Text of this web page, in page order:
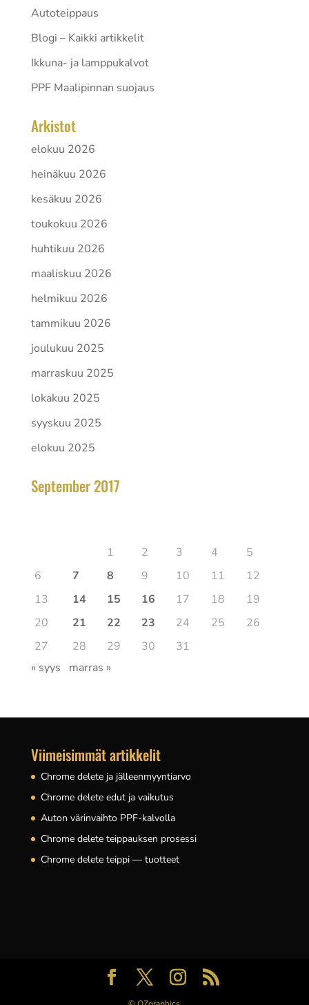
Autoteippaus
Blogi – Kaikki artikkelit
Ikkuna- ja lamppukalvot
PPF Maalipinnan suojaus
Arkistot
elokuu 2026
heinäkuu 2026
kesäkuu 2026
toukokuu 2026
huhtikuu 2026
maaliskuu 2026
helmikuu 2026
tammikuu 2026
joulukuu 2025
marraskuu 2025
lokakuu 2025
syyskuu 2025
elokuu 2025
September 2017
1
2 3 4
5
6
7 8 9 10 11
12
13
14 15 16 17 18
19
20
21 22 23 24 25
26
27
28 29 30
31
« syys
marras »
Viimeisimmät artikkelit
Chrome delete ja jälleenmyyntiarvo
Chrome delete edut ja vaikutus
Auton värinvaihto PPF-kalvolla
Chrome delete teippauksen prosessi
Chrome delete teippi — tuotteet